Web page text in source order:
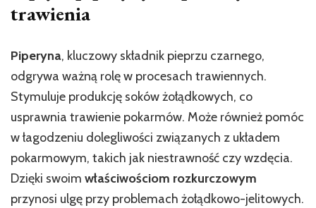
trawienia
Piperyna, kluczowy składnik pieprzu czarnego,
odgrywa ważną rolę w procesach trawiennych.
Stymuluje produkcję soków żołądkowych, co
usprawnia trawienie pokarmów. Może również pomóc
w łagodzeniu dolegliwości związanych z układem
pokarmowym, takich jak niestrawność czy wzdęcia.
Dzięki swoim właściwościom rozkurczowym
przynosi ulgę przy problemach żołądkowo-jelitowych.